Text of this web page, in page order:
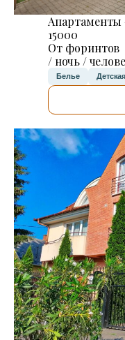
Апартаменты
15000
От форинтов
/ ночь /
Белье